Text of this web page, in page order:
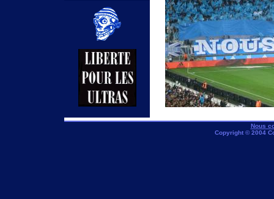
Nous
Copyright © 2004